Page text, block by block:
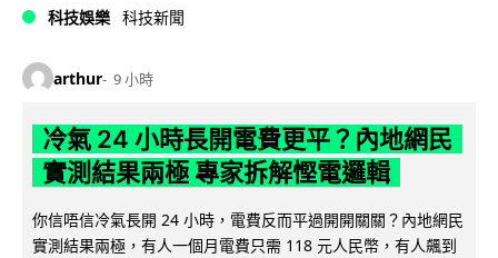
科技娛樂 科技新聞
arthur 9 小時
冷氣 24 小時長開電費更平？內地網民
實測結果兩極 專家拆解慳電邏輯
你信唔信冷氣長開 24 小時，電費反而平過開開關關？內地網民
實測結果兩極，有人一個月電費只需 118 元人民幣，有人飆到